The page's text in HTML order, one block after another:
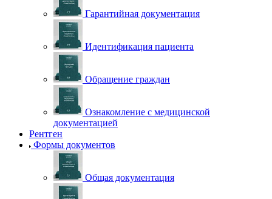
Гарантийная документация
Идентификация пациента
Обращение граждан
Ознакомление с медицинской
документацией
Рентген
Формы документов
Общая документация